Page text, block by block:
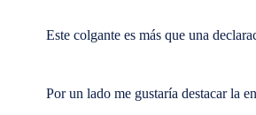
Este colgante es más que una
Por un lado me gustaría destacar la